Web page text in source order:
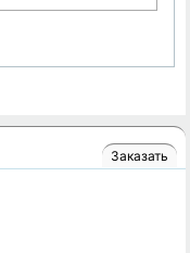
Заказать